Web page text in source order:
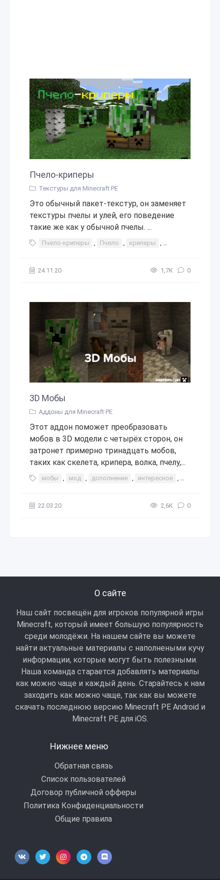
Пчело-криперы
Текстуры для Minecraft PE
Это обычный пакет-текстур, он заменяет
текстуры пчелы и улей, его поведение
такие же как у обычной пчелы. ...
Пчело-криперы , Пчело , криперы , крипер
24.11.20 1,7К 0
3D Мобы
Аддоны для Minecraft PE
Этот аддон поможет преобразовать
мобов в 3D модели с четырёх сторон, он
затронет примерно тринадцать мобов,
таких как скелета, крипера, волка, пчелу,...
мобы , мод , дополнение , интересное , скелет
22.03.20 2,6К 0
О сайте
Наш сайт посвещён для игроков популярной игры
Minecraft, который имеет большую популярность
среди молодёжи. На нашем сайте вы можете
найти актуальные материалы с наполнеными кучу
информации, которые могут быть полезными.
Наша команда старается добавлять материалы
как можно чаще и каждый день. Старайтесь к нам
заходить как можно чаще, так как вы можете
скачать последнюю версию Minecraft PE Android и
Minecraft РЕ для iOS.
Нижнее меню
Обратная связь
Список пользователей
Договор публичной офферы
Политика Конфиденциальности
Общие правила